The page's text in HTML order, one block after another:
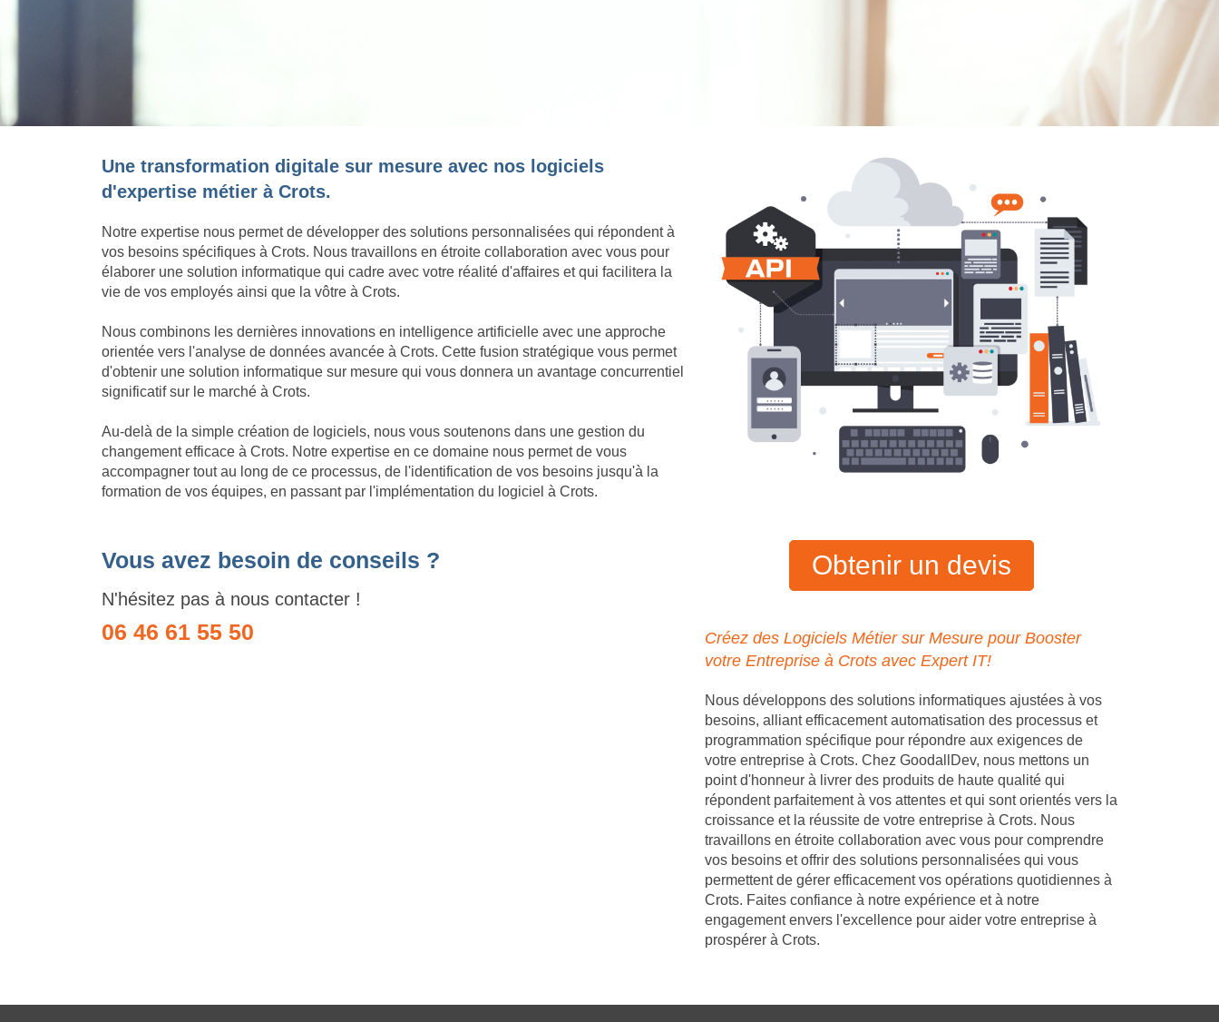
Une transformation digitale sur mesure avec nos logiciels
d'expertise métier à Crots.
Notre expertise nous permet de développer des solutions personnalisées qui répondent à
vos besoins spécifiques à Crots. Nous travaillons en étroite collaboration avec vous pour
élaborer une solution informatique qui cadre avec votre réalité d'affaires et qui facilitera la
vie de vos employés ainsi que la vôtre à Crots.
Nous combinons les dernières innovations en intelligence artificielle avec une approche
orientée vers l'analyse de données avancée à Crots. Cette fusion stratégique vous permet
d'obtenir une solution informatique sur mesure qui vous donnera un avantage concurrentiel
significatif sur le marché à Crots.
Au-delà de la simple création de logiciels, nous vous soutenons dans une gestion du
changement efficace à Crots. Notre expertise en ce domaine nous permet de vous
accompagner tout au long de ce processus, de l'identification de vos besoins jusqu'à la
formation de vos équipes, en passant par l'implémentation du logiciel à Crots.
Vous avez besoin de conseils ?
N'hésitez pas à nous contacter !
06 46 61 55 50
Obtenir un devis
Créez des Logiciels Métier sur Mesure pour Booster
votre Entreprise à Crots avec Expert IT!
Nous développons des solutions informatiques ajustées à vos
besoins, alliant efficacement automatisation des processus et
programmation spécifique pour répondre aux exigences de
votre entreprise à Crots. Chez GoodallDev, nous mettons un
point d'honneur à livrer des produits de haute qualité qui
répondent parfaitement à vos attentes et qui sont orientés vers la
croissance et la réussite de votre entreprise à Crots. Nous
travaillons en étroite collaboration avec vous pour comprendre
vos besoins et offrir des solutions personnalisées qui vous
permettent de gérer efficacement vos opérations quotidiennes à
Crots. Faites confiance à notre expérience et à notre
engagement envers l'excellence pour aider votre entreprise à
prospérer à Crots.